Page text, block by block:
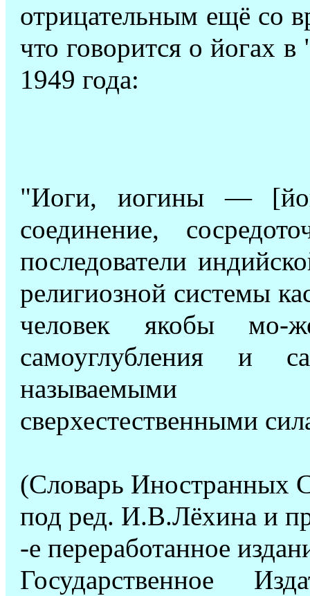
отрицательным ещё со
что говорится о йогах в
1949 года:
"Иоги, иогины —
соединение,
последователи
религиозной системы
человек якобы мо-
самоуглубления и
называемыми
сверхестественными
(Словарь Иностранных
под ред. И.В.Лёхина и
-е переработанное
Государственное